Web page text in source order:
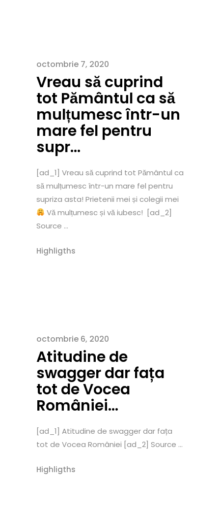
octombrie 7, 2020
Vreau să cuprind
tot Pământul ca să
mulțumesc într-un
mare fel pentru
supr…
[ad_1] Vreau să cuprind tot Pământul ca
să mulțumesc într-un mare fel pentru
supriza asta! Prietenii mei și colegii mei
Vă mulțumesc și vă iubesc! [ad_2]
Source ...
Highligths
octombrie 6, 2020
Atitudine de
swagger dar fața
tot de Vocea
României…
[ad_1] Atitudine de swagger dar fața
tot de Vocea României [ad_2] Source ...
Highligths